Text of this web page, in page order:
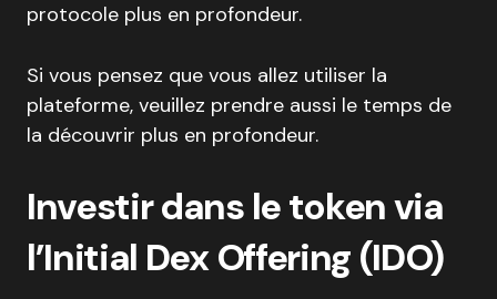
protocole plus en profondeur.
Si vous pensez que vous allez utiliser la
plateforme, veuillez prendre aussi le temps de
la découvrir plus en profondeur.
Investir dans le token via
l’Initial Dex Offering (IDO)